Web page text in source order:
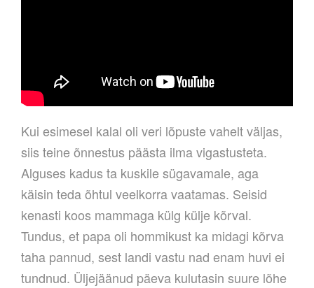
Kui esimesel kalal oli veri lõpuste vahelt väljas,
siis teine õnnestus päästa ilma vigastusteta.
Alguses kadus ta kuskile sügavamale, aga
käisin teda õhtul veelkorra vaatamas. Seisid
kenasti koos mammaga külg külje kõrval.
Tundus, et papa oli hommikust ka midagi kõrva
taha pannud, sest landi vastu nad enam huvi ei
tundnud. Üljejäänud päeva kulutasin suure lõhe